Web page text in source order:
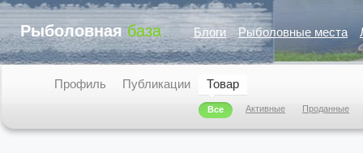
Рыболовная база Блоги Рыболовные места
Профиль Публикации Товар
Все Активные Проданные